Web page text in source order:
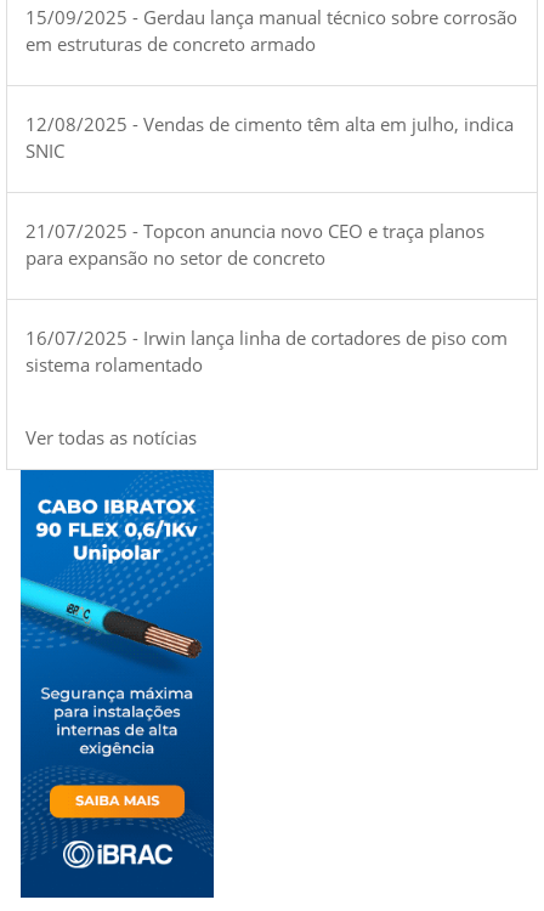
15/09/2025 - Gerdau lança manual técnico sobre corrosão
em estruturas de concreto armado
12/08/2025 - Vendas de cimento têm alta em julho, indica
SNIC
21/07/2025 - Topcon anuncia novo CEO e traça planos
para expansão no setor de concreto
16/07/2025 - Irwin lança linha de cortadores de piso com
sistema rolamentado
Ver todas as notícias